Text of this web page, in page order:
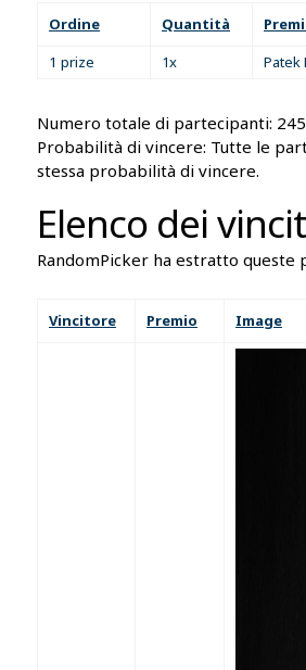
Ordine Quantità
1 prize
1x Patek
Numero totale di partecipanti: 245
Probabilità di vincere: Tutte le
stessa probabilità di vincere.
Elenco dei
RandomPicker ha estratto queste
Vincitore Premio Image